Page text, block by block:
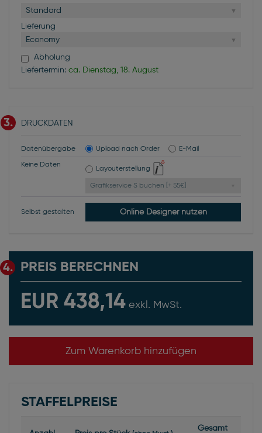
Standard
Lieferung
Economy
Abholung
Liefertermin: ca. Dienstag, 18. August
3. DRUCKDATEN
Datenübergabe Upload nach Order E-Mail
Keine Daten
Layouterstellung
Grafikservice S buchen [+ 55€]
Selbst gestalten Online Designer nutzen
4. PREIS BERECHNEN
EUR 438,14 exkl. MwSt.
Zum Warenkorb hinzufügen
STAFFELPREISE
Gesamt